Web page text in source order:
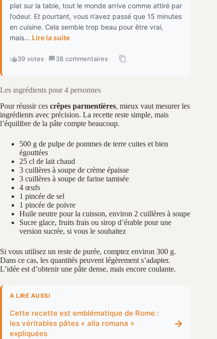
plat sur la table, tout le monde arrive comme attiré par
l’odeur. Et pourtant, vous n’avez passé que 15 minutes
en cuisine. Cela semble trop beau pour être vrai,
mais... Lire la suite
39 votes · 38 commentaires ·
Les ingrédients pour 4 personnes
Pour réussir ces crêpes parmentières, mieux vaut mesurer les
ingrédients avec précision. La recette reste simple, mais
l’équilibre de la pâte compte beaucoup.
500 g de pulpe de pommes de terre cuites et bien
égouttées
25 cl de lait chaud
3 cuillères à soupe de crème épaisse
3 cuillères à soupe de farine tamisée
4 œufs
1 pincée de sel
1 pincée de poivre
Huile neutre pour la cuisson, environ 2 cuillères à soupe
Sucre glace, fruits frais ou sirop d’érable pour une
version sucrée, si vous le souhaitez
Si vous utilisez un reste de purée, comptez environ 300 g.
Dans ce cas, les quantités peuvent légèrement s’adapter.
L’idée est d’obtenir une pâte dense, mais encore coulante.
A LIRE AUSSI
Cette recette est emblématique de Rome :
les véritables pâtes « alla romana »
expliquées
→